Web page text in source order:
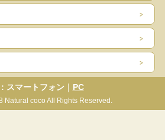
スマートフォン｜ PC
Natural coco All Rights Reserved.